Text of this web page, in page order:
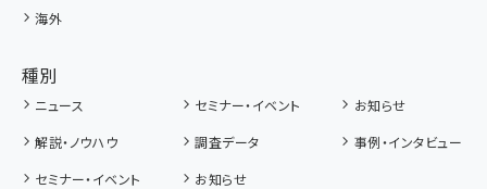
海外
種別
ニュース セミナー・イベント
お知らせ
解説・ノウハウ
調査データ
事例・インタビュー
セミナー・イベント
お知らせ